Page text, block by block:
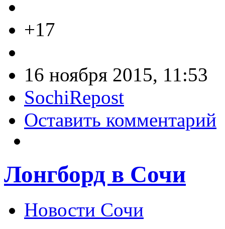
+17
16 ноября 2015, 11:53
SochiRepost
Оставить комментарий
Лонгборд в Сочи
Новости Сочи